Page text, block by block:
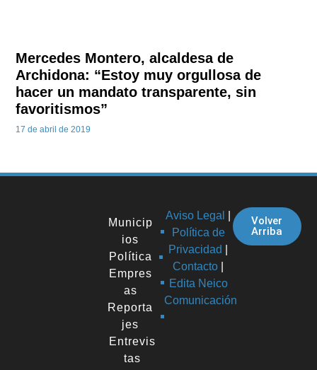
Mercedes Montero, alcaldesa de
Archidona: “Estoy muy orgullosa de
hacer un mandato transparente, sin
favoritismos”
17 de abril de 2019
Municip
ios
Política
Empres
as
Reporta
jes
Entrevis
tas
Aviso Legal
Política de
Privacidad
Contacto
Edita Neico
Comunicación
Volver
Arriba